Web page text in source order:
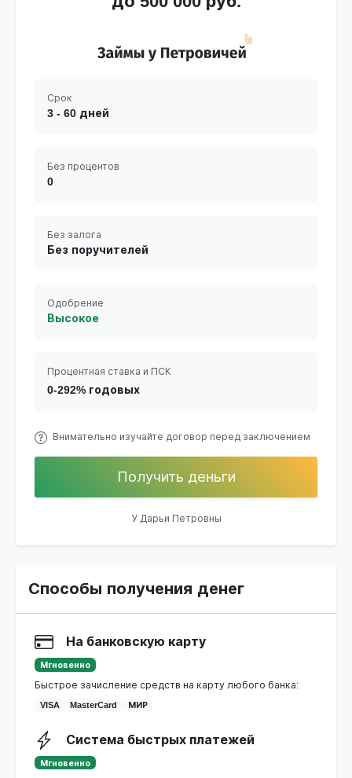
Срок
3 - 60 дней
Без процентов
0
Без залога
Без поручителей
Одобрение
Высокое
Процентная ставка и ПСК
0-292% годовых
Внимательно изучайте договор перед заключением
Получить деньги
У Дарьи Петровны
Способы получения денег
На банковскую карту
Мгновенно
Быстрое зачисление средств на карту любого банка:
VISA MasterCard МИР
Система быстрых платежей
Мгновенно